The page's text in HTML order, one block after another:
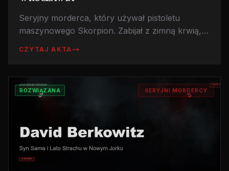
Seryjny morderca, który używał pistoletu
maszynowego Skorpion. Zabijał z zimną krwią,
CZYTAJ AKTA
ROZWIĄZANA SERYJNI MORDERCY